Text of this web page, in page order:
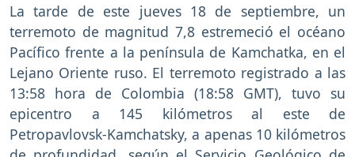
La tarde de este jueves 18 de septiembre, un
terremoto de magnitud 7,8 estremeció el océano
Pacífico frente a la península de Kamchatka, en el
Lejano Oriente ruso. El terremoto registrado a las
13:58 hora de Colombia (18:58 GMT), tuvo su
epicentro a 145 kilómetros al este de
Petropavlovsk-Kamchatsky, a apenas 10 kilómetros